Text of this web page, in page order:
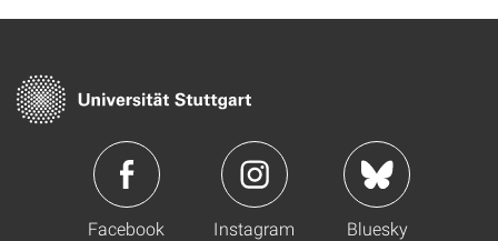
Facebook Instagram Bluesky